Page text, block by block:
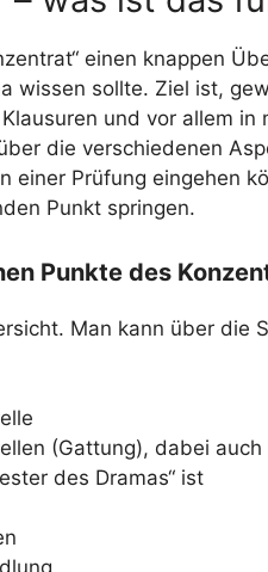
einen knappen
wissen sollte. Ziel ist,
und vor allem in
die verschiedenen
einer Prüfung eingehen
Punkt springen.
Punkte des
Man kann über die
(Gattung), dabei
des Dramas“ ist